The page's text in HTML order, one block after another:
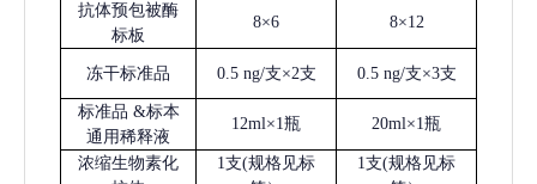
抗体预包被酶
标板
8×6 8×12
冻干标准品 0.5 ng/支×2支 0.5 ng/支×3支
标准品 &标本
通用稀释液
12ml×1瓶 20ml×1瓶
浓缩生物素化
1支(规格见标
1支(规格见标